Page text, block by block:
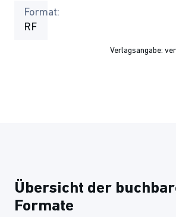
Format:
RF
Verlagsangabe:
Übersicht der
Formate